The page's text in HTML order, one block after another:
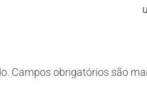
Campos obrigatórios são